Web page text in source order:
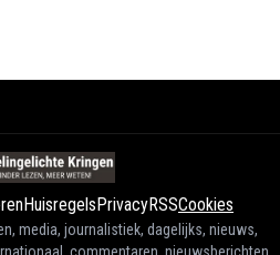
HuisregelsPrivacyRSSCookies
media, journalistiek, dagelijks, nieuws,